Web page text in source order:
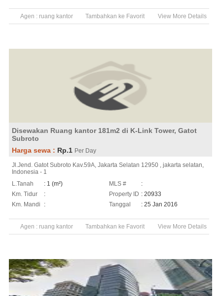
Agen : ruang kantor Tambahkan ke Favorit View More Details
Disewakan Ruang kantor 181m2 di K-Link Tower, Gatot
Subroto
Harga sewa : Rp.1 Per Day
Jl.Jend. Gatot Subroto Kav.59A, Jakarta Selatan 12950 , jakarta selatan,
Indonesia - 1
L.Tanah
: 1 (m²)
Km. Tidur
:
Km. Mandi
:
MLS #
:
Property ID : 20933
Tanggal
: 25 Jan 2016
Agen : ruang kantor Tambahkan ke Favorit View More Details